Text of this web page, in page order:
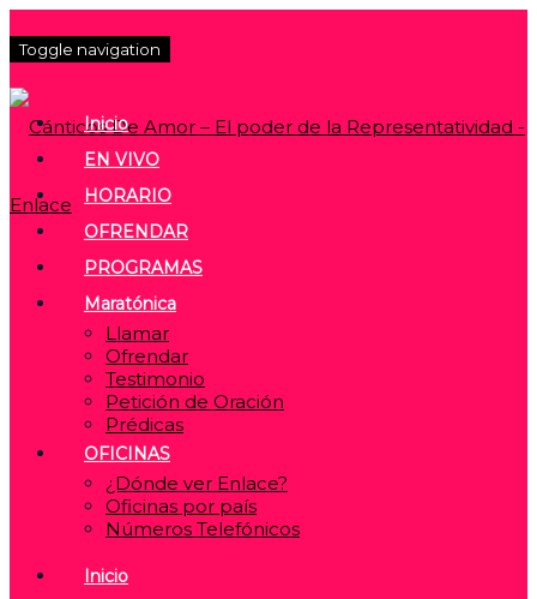
Toggle navigation
Inicio
EN VIVO
HORARIO
OFRENDAR
PROGRAMAS
Maratónica
Llamar
Ofrendar
Testimonio
Petición de Oración
Prédicas
OFICINAS
¿Dónde ver Enlace?
Oficinas por país
Números Telefónicos
Inicio